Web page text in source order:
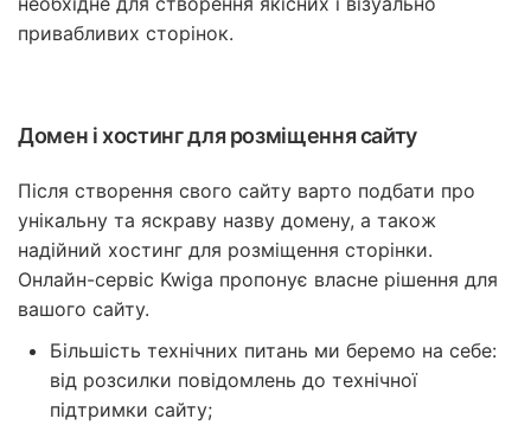
привабливих сторінок.
Домен і хостинг для розміщення сайту
Після створення свого сайту варто подбати про
унікальну та яскраву назву домену, а також
надійний хостинг для розміщення сторінки.
Онлайн-сервіс Kwiga пропонує власне рішення для
вашого сайту.
Більшість технічних питань ми беремо на себе:
від розсилки повідомлень до технічної
підтримки сайту;